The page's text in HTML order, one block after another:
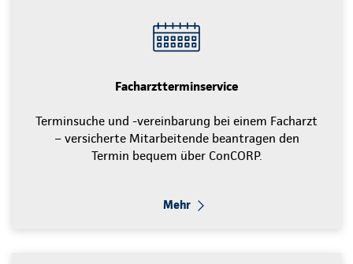
Facharztterminservice
Terminsuche und -vereinbarung bei einem Facharzt
– versicherte Mitarbeitende beantragen den
Termin bequem über ConCORP.
Mehr